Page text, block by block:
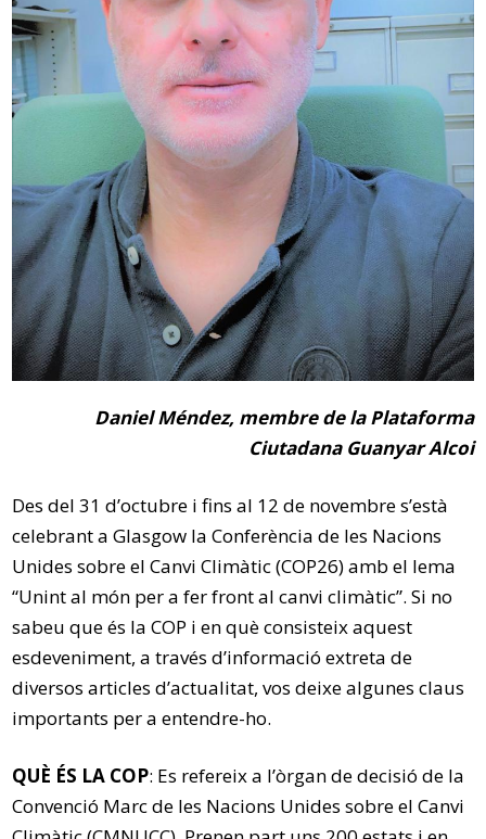
Daniel Méndez, membre de la Plataforma
Ciutadana Guanyar Alcoi
Des del 31 d’octubre i fins al 12 de novembre s’està
celebrant a Glasgow la Conferència de les Nacions
Unides sobre el Canvi Climàtic (COP26) amb el lema
“Unint al món per a fer front al canvi climàtic”. Si no
sabeu que és la COP i en què consisteix aquest
esdeveniment, a través d’informació extreta de
diversos articles d’actualitat, vos deixe algunes claus
importants per a entendre-ho.
QUÈ ÉS LA COP: Es refereix a l’òrgan de decisió de la
Convenció Marc de les Nacions Unides sobre el Canvi